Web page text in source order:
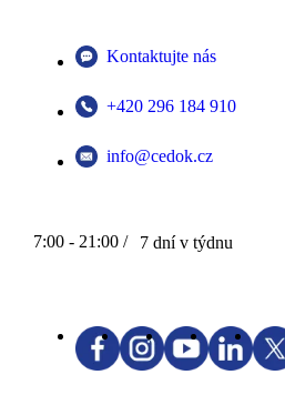
Kontaktujte nás
+420 296 184 910
info@cedok.cz
7:00 - 21:00 / 7 dní v týdnu